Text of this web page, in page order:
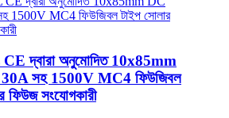
দ্বারা অনুমোদিত 10x85mm
সহ 1500V MC4 ফিউজিবল
ফিউজ সংযোগকারী